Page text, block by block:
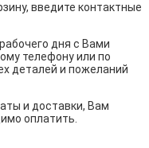
введите контактные
дня с Вами
телефону или по
деталей и пожеланий
и доставки, Вам
оплатить.